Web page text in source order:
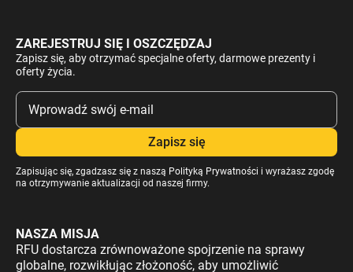
ZAREJESTRUJ SIĘ I OSZCZĘDZAJ
Zapisz się, aby otrzymać specjalne oferty, darmowe prezenty i
oferty życia.
Zapisując się, zgadzasz się z naszą Polityką Prywatności i wyrażasz zgodę
na otrzymywanie aktualizacji od naszej firmy.
NASZA MISJA
RFU dostarcza zrównoważone spojrzenie na sprawy
globalne, rozwikłując złożoność, aby umożliwić